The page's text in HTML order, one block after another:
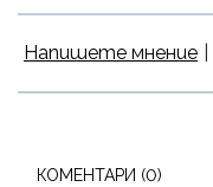
Напишете мнение
КОМЕНТАРИ (0)